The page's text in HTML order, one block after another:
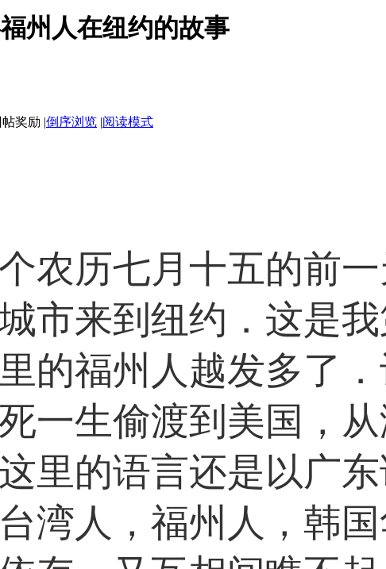
州人在纽约的故事
|倒序浏览 |阅读模式
农历七月十五的前
市来到纽约．这是
的福州人越发多了
一生偷渡到美国，
里的语言还是以广东
湾人，福州人，韩